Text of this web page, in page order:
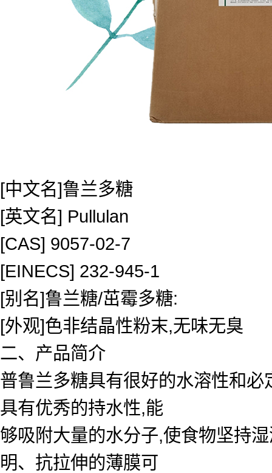
[中文名]鲁兰多糖
[英文名] Pullulan
[CAS] 9057-02-7
[EINECS] 232-945-1
[别名]鲁兰糖/茁霉多糖:
[外观]色非结晶性粉末,无味无臭
二、产品简介
普鲁兰多糖具有很好的水溶性和
具有优秀的持水性,能
够吸附大量的水分子,使食物坚持
明、抗拉伸的薄膜可